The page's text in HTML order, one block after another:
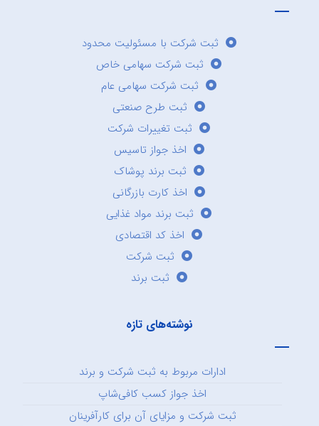
ثبت شرکت با مسئولیت محدود
ثبت شرکت سهامی خاص
ثبت شرکت سهامی عام
ثبت طرح صنعتی
ثبت تغییرات شرکت
اخذ جواز تاسیس
ثبت برند پوشاک
اخذ کارت بازرگانی
ثبت برند مواد غذایی
اخذ کد اقتصادی
ثبت شرکت
ثبت برند
نوشته‌های تازه
ادارات مربوط به ثبت شرکت و برند
اخذ جواز کسب کافی‌شاپ
ثبت شرکت و مزایای آن برای کارآفرینان